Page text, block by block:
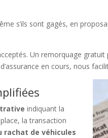
s’ils sont gagés, en
Un remorquage gratuit
en cours, nous
indiquant la
la transaction
rachat de véhicules